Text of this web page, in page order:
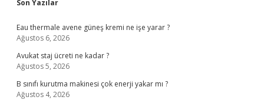
Sidebar
Son Yazılar
Eau thermale avene güneş kremi ne işe yarar ?
Ağustos 6, 2026
Avukat staj ücreti ne kadar ?
Ağustos 5, 2026
B sınıfı kurutma makinesi çok enerji yakar mı ?
Ağustos 4, 2026